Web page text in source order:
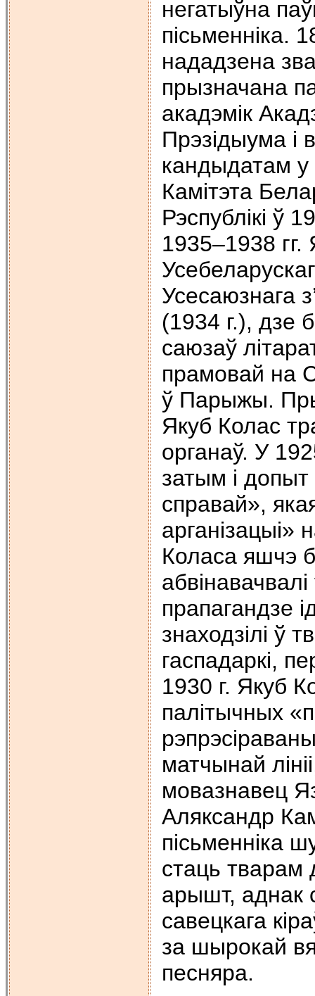
негатыўна
пісьменніка.
нададзена
прызначана
акадэмік
Прэзідыума і
кандыдатам
Камітэта
Рэспублікі ў
1935–1938 гг.
Усесаюзнага
(1934 г.), дзе
саюзаў
прамовай на
ў Парыжы. Пры
Якуб Колас
органаў. У
затым і допыт
справай»,
арганізацыі»
Коласа яшчэ
прапагандзе
знаходзілі ў
гаспадаркі,
1930 г. Якуб
палітычных
матчынай
мовазнавец
Аляксандр
пісьменніка
стаць тварам
арышт, аднак
савецкага
за шырокай
песняра.